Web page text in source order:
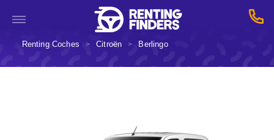
Renting Coches > Citroën > Berlingo